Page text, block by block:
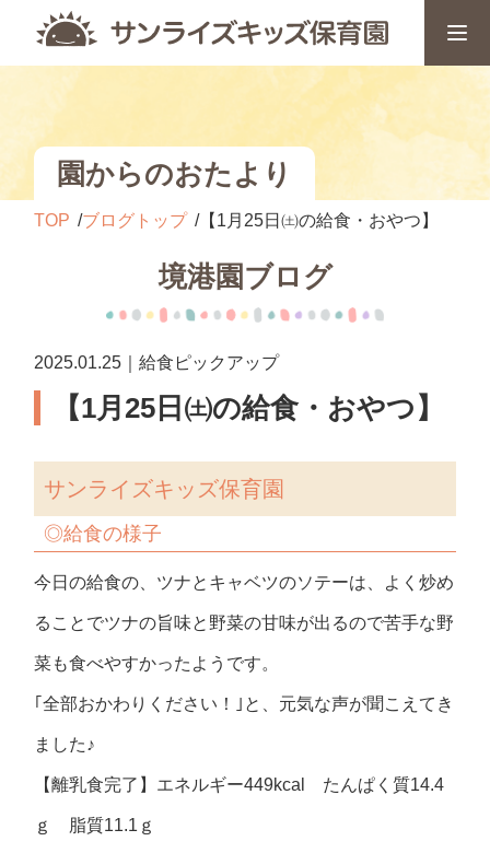
園からのおたより
TOP ブログトップ 【1月25日㈯の給食・おやつ】
境港園ブログ
2025.01.25｜給食ピックアップ
【1月25日㈯の給食・おやつ】
サンライズキッズ保育園
◎給食の様子
今日の給食の、ツナとキャベツのソテーは、よく炒め
ることでツナの旨味と野菜の甘味が出るので苦手な野
菜も食べやすかったようです。
｢全部おかわりください！｣と、元気な声が聞こえてき
ました♪
【離乳食完了】エネルギー449kcal たんぱく質14.4
ｇ 脂質11.1ｇ